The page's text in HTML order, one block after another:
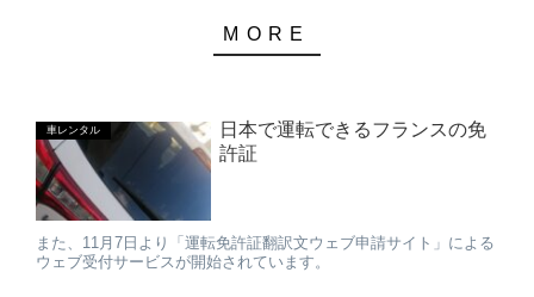
車レンタル
日本で運転できるフランスの免
許証
また、11月7日より「運転免許証翻訳文ウェブ申請サイト」による
ウェブ受付サービスが開始されています。